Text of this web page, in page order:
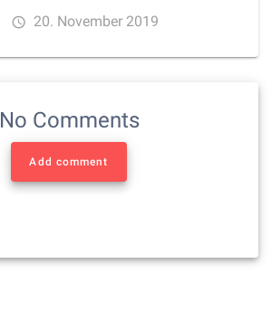
20. November 2019
No Comments
Add comment